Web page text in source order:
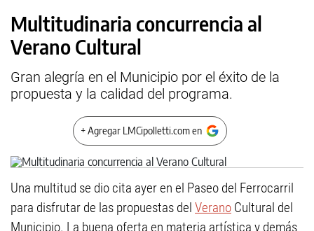
Multitudinaria concurrencia al
Verano Cultural
Gran alegría en el Municipio por el éxito de la
propuesta y la calidad del programa.
+ Agregar LMCipolletti.com en
Una multitud se dio cita ayer en el Paseo del Ferrocarril
para disfrutar de las propuestas del Verano Cultural del
Municipio. La buena oferta en materia artística y demás